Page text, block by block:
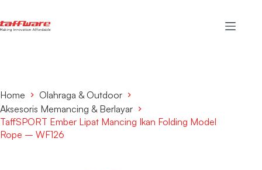
Home
Olahraga & Outdoor
Aksesoris Memancing & Berlayar
TaffSPORT Ember Lipat Mancing Ikan Folding Model
Rope – WF126